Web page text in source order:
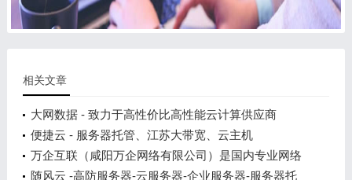
相关文章
大网数据 - 致力于高性价比高性能云计算供应商
便捷云 - 服务器托管、江苏大带宽、云主机
万企互联（咸阳万企网络有限公司）是国内专业网络
服务商
随风云 -高防服务器-云服务器-企业服务器-服务器托